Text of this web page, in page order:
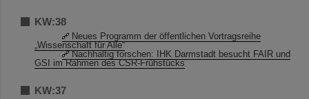
KW:38
Neues Programm der öffentlichen Vortragsreihe
„Wissenschaft für Alle“
Nachhaltig forschen: IHK Darmstadt besucht FAIR und
GSI im Rahmen des CSR-Frühstücks
KW:37